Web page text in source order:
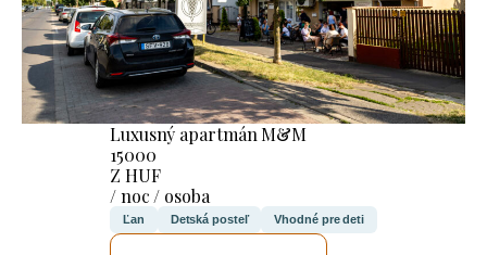
Luxusný apartmán M&M
15000
Z HUF
/ noc / osoba
Ľan Detská posteľ Vhodné pre deti